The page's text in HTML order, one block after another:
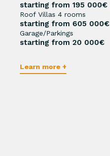
starting from 195 000€
Roof Villas 4 rooms
starting from 605 000€
Garage/Parkings
starting from 20 000€
Learn more +